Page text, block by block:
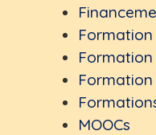
Formation
MOOCs